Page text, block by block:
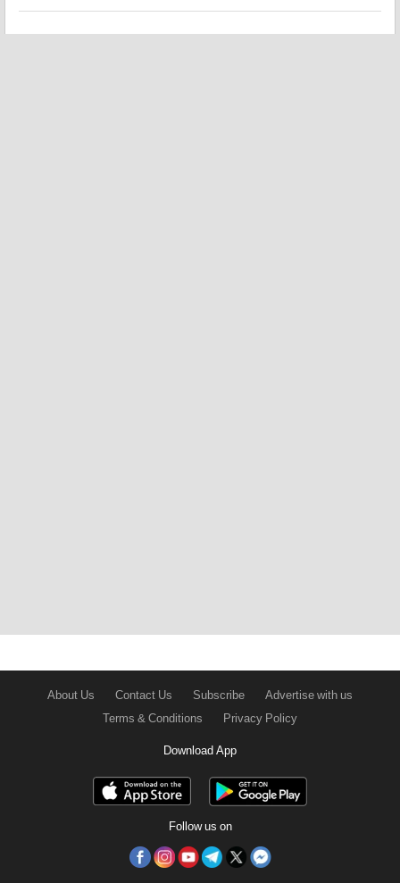
About Us Contact Us Subscribe
Advertise with us
Terms & Conditions
Privacy Policy
Download App
Follow us on